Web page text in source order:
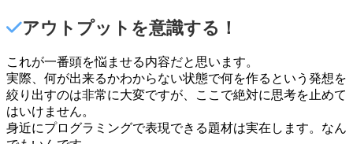
アウトプットを意識する！
これが一番頭を悩ませる内容だと思います。
実際、何が出来るかわからない状態で何を作るという発想を
絞り出すのは非常に大変ですが、ここで絶対に思考を止めて
はいけません。
身近にプログラミングで表現できる題材は実在します。なん